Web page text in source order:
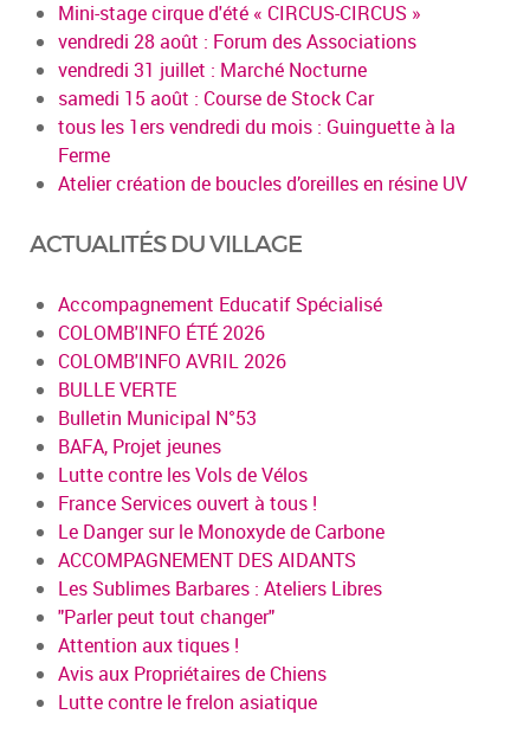
Mini-stage cirque d'été « CIRCUS-CIRCUS »
vendredi 28 août : Forum des Associations
vendredi 31 juillet : Marché Nocturne
samedi 15 août : Course de Stock Car
tous les 1ers vendredi du mois : Guinguette à la
Ferme
Atelier création de boucles d’oreilles en résine UV
ACTUALITÉS DU VILLAGE
Accompagnement Educatif Spécialisé
COLOMB'INFO ÉTÉ 2026
COLOMB'INFO AVRIL 2026
BULLE VERTE
Bulletin Municipal N°53
BAFA, Projet jeunes
Lutte contre les Vols de Vélos
France Services ouvert à tous !
Le Danger sur le Monoxyde de Carbone
ACCOMPAGNEMENT DES AIDANTS
Les Sublimes Barbares : Ateliers Libres
"Parler peut tout changer"
Attention aux tiques !
Avis aux Propriétaires de Chiens
Lutte contre le frelon asiatique